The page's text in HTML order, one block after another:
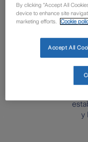
y
By clicking “Accept All
device to enhance site
marketing efforts.
Cookie
Accept All